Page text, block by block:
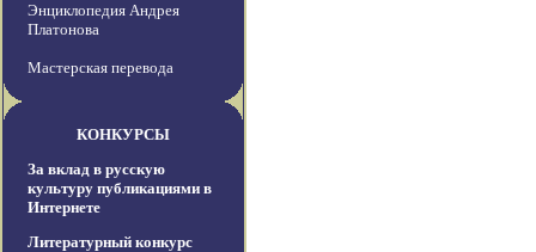
Энциклопедия Андрея
Платонова
Мастерская перевода
КОНКУРСЫ
За вклад в русскую
культуру публикациями в
Интернете
Литературный конкурс